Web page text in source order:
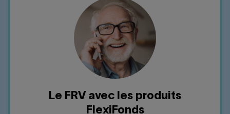
Le FRV avec les produits
FlexiFonds